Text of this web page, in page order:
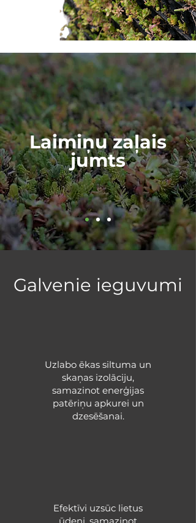
Laimiņu zaļais
jumts
Galvenie ieguvumi
Uzlabo ēkas siltuma un
skaņas izolāciju,
samazinot enerģijas
patēriņu apkurei un
dzesēšanai.
Efektīvi uzsūc lietus